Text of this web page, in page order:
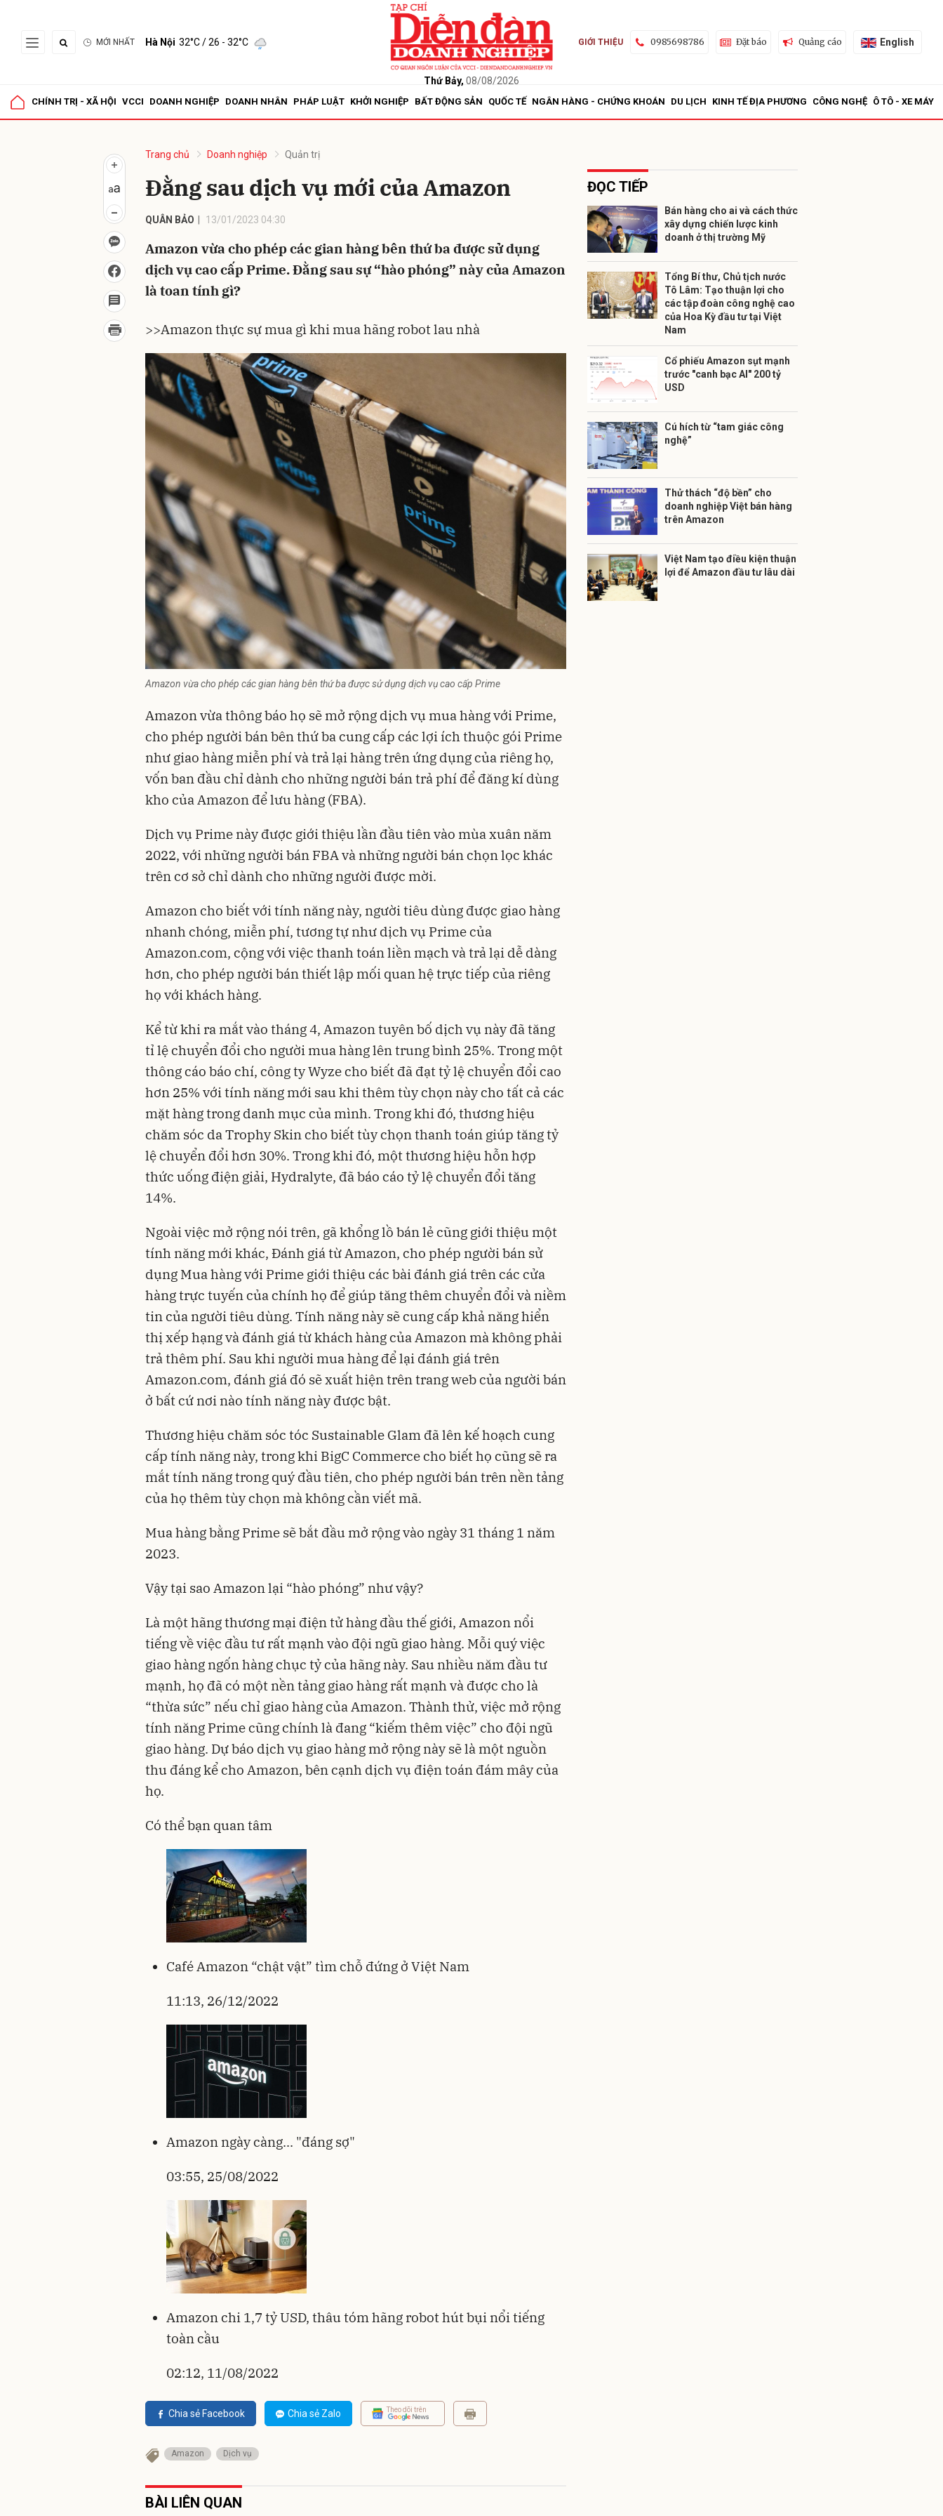
MỚI NHẤT Hà Nội 32°C/ 26 - 32°C
Thứ Bảy, 08/08/2026
GIỚI THIỆU 0985698786 Đặt báo Quảng cáo English
CHÍNH TRỊ - XÃ HỘI VCCI DOANH NGHIỆP DOANH NHÂN PHÁP LUẬT KHỞI NGHIỆP BẤT ĐỘNG SẢN QUỐC TẾ NGÂN HÀNG - CHỨNG KHOÁN DU LỊCH KINH TẾ ĐỊA PHƯƠNG CÔNG NGHỆ Ô TÔ - XE MÁY
Trang chủ Doanh nghiệp Quản trị
Đằng sau dịch vụ mới của Amazon
QUÂN BẢO 13/01/2023 04:30
Amazon vừa cho phép các gian hàng bên thứ ba được sử dụng
dịch vụ cao cấp Prime. Đằng sau sự “hào phóng” này của Amazon
là toan tính gì?
>>Amazon thực sự mua gì khi mua hãng robot lau nhà
Amazon vừa cho phép các gian hàng bên thứ ba được sử dụng dịch vụ cao cấp Prime
Amazon vừa thông báo họ sẽ mở rộng dịch vụ mua hàng với Prime,
cho phép người bán bên thứ ba cung cấp các lợi ích thuộc gói Prime
như giao hàng miễn phí và trả lại hàng trên ứng dụng của riêng họ,
vốn ban đầu chỉ dành cho những người bán trả phí để đăng kí dùng
kho của Amazon để lưu hàng (FBA).
Dịch vụ Prime này được giới thiệu lần đầu tiên vào mùa xuân năm
2022, với những người bán FBA và những người bán chọn lọc khác
trên cơ sở chỉ dành cho những người được mời.
Amazon cho biết với tính năng này, người tiêu dùng được giao hàng
nhanh chóng, miễn phí, tương tự như dịch vụ Prime của
Amazon.com, cộng với việc thanh toán liền mạch và trả lại dễ dàng
hơn, cho phép người bán thiết lập mối quan hệ trực tiếp của riêng
họ với khách hàng.
Kể từ khi ra mắt vào tháng 4, Amazon tuyên bố dịch vụ này đã tăng
tỉ lệ chuyển đổi cho người mua hàng lên trung bình 25%. Trong một
thông cáo báo chí, công ty Wyze cho biết đã đạt tỷ lệ chuyển đổi cao
hơn 25% với tính năng mới sau khi thêm tùy chọn này cho tất cả các
mặt hàng trong danh mục của mình. Trong khi đó, thương hiệu
chăm sóc da Trophy Skin cho biết tùy chọn thanh toán giúp tăng tỷ
lệ chuyển đổi hơn 30%. Trong khi đó, một thương hiệu hỗn hợp
thức uống điện giải, Hydralyte, đã báo cáo tỷ lệ chuyển đổi tăng
14%.
Ngoài việc mở rộng nói trên, gã khổng lồ bán lẻ cũng giới thiệu một
tính năng mới khác, Đánh giá từ Amazon, cho phép người bán sử
dụng Mua hàng với Prime giới thiệu các bài đánh giá trên các cửa
hàng trực tuyến của chính họ để giúp tăng thêm chuyển đổi và niềm
tin của người tiêu dùng. Tính năng này sẽ cung cấp khả năng hiển
thị xếp hạng và đánh giá từ khách hàng của Amazon mà không phải
trả thêm phí. Sau khi người mua hàng để lại đánh giá trên
Amazon.com, đánh giá đó sẽ xuất hiện trên trang web của người bán
ở bất cứ nơi nào tính năng này được bật.
Thương hiệu chăm sóc tóc Sustainable Glam đã lên kế hoạch cung
cấp tính năng này, trong khi BigC Commerce cho biết họ cũng sẽ ra
mắt tính năng trong quý đầu tiên, cho phép người bán trên nền tảng
của họ thêm tùy chọn mà không cần viết mã.
Mua hàng bằng Prime sẽ bắt đầu mở rộng vào ngày 31 tháng 1 năm
2023.
Vậy tại sao Amazon lại “hào phóng” như vậy?
Là một hãng thương mại điện tử hàng đầu thế giới, Amazon nổi
tiếng về việc đầu tư rất mạnh vào đội ngũ giao hàng. Mỗi quý việc
giao hàng ngốn hàng chục tỷ của hãng này. Sau nhiều năm đầu tư
mạnh, họ đã có một nền tảng giao hàng rất mạnh và được cho là
“thừa sức” nếu chỉ giao hàng của Amazon. Thành thử, việc mở rộng
tính năng Prime cũng chính là đang “kiếm thêm việc” cho đội ngũ
giao hàng. Dự báo dịch vụ giao hàng mở rộng này sẽ là một nguồn
thu đáng kể cho Amazon, bên cạnh dịch vụ điện toán đám mây của
họ.
Có thể bạn quan tâm
Café Amazon “chật vật” tìm chỗ đứng ở Việt Nam
11:13, 26/12/2022
Amazon ngày càng... "đáng sợ"
03:55, 25/08/2022
Amazon chi 1,7 tỷ USD, thâu tóm hãng robot hút bụi nổi tiếng
toàn cầu
02:12, 11/08/2022
Chia sẻ Facebook Chia sẻ Zalo Theo dõi trên
Amazon Dịch vụ
BÀI LIÊN QUAN
ĐỌC TIẾP
Bán hàng cho ai và cách thức
xây dựng chiến lược kinh
doanh ở thị trường Mỹ
Tổng Bí thư, Chủ tịch nước
Tô Lâm: Tạo thuận lợi cho
các tập đoàn công nghệ cao
của Hoa Kỳ đầu tư tại Việt
Nam
Cổ phiếu Amazon sụt mạnh
trước "canh bạc AI" 200 tỷ
USD
Cú hích từ “tam giác công
nghệ”
Thử thách “độ bền” cho
doanh nghiệp Việt bán hàng
trên Amazon
Việt Nam tạo điều kiện thuận
lợi để Amazon đầu tư lâu dài
Gửi